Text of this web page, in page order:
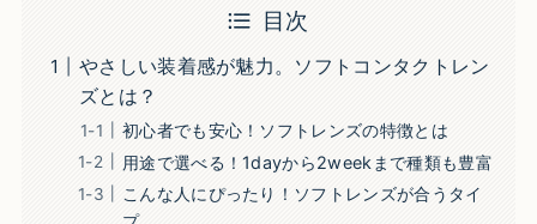
目次
やさしい装着感が魅力。ソフトコンタクトレン
ズとは？
初心者でも安心！ソフトレンズの特徴とは
用途で選べる！1dayから2weekまで種類も豊富
こんな人にぴったり！ソフトレンズが合うタイ